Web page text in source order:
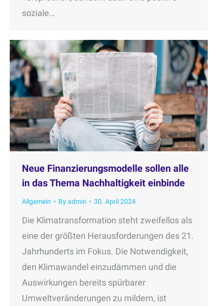
soziale…
Neue Finanzierungsmodelle sollen alle
in das Thema Nachhaltigkeit einbinde
Allgemein Byadmin 30. April 2024
Die Klimatransformation steht zweifellos als
eine der größten Herausforderungen des 21.
Jahrhunderts im Fokus. Die Notwendigkeit,
den Klimawandel einzudämmen und die
Auswirkungen bereits spürbarer
Umweltveränderungen zu mildern, ist